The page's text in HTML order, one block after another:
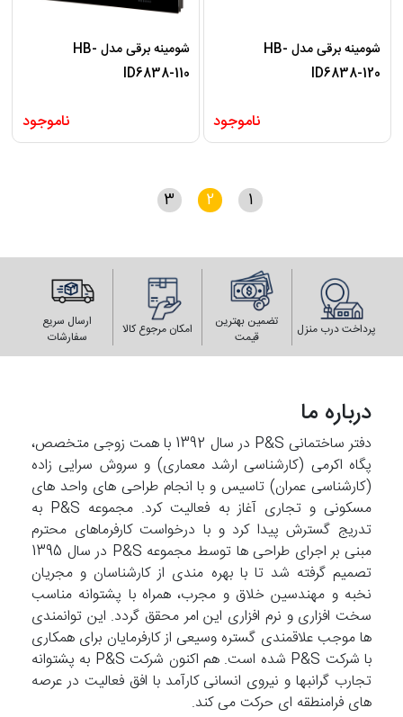
شومینه برقی مدل HB-
ID6838-120
ناموجود
شومینه برقی مدل HB-
ID6838-110
ناموجود
1
2
3
پرداخت درب منزل
تضمین بهترین
قیمت
امکان مرجوع کالا
ارسال سریع
سفارشات
درباره ما
دفتر ساختمانی P&S در سال 1392 با همت زوجی متخصص،
پگاه اکرمی (کارشناسی ارشد معماری) و سروش سرایی زاده
(کارشناسی عمران) تاسیس و با انجام طراحی های واحد های
مسکونی و تجاری آغاز به فعالیت کرد. مجموعه P&S به
تدریج گسترش پیدا کرد و با درخواست کارفرماهای محترم
مبنی بر اجرای طراحی ها توسط مجموعه P&S در سال 1395
تصمیم گرفته شد تا با بهره مندی از کارشناسان و مجریان
نخبه و مهندسین خلاق و مجرب، همراه با پشتوانه مناسب
سخت افزاری و نرم افزاری این امر محقق گردد. این توانمندی
ها موجب علاقمندی گستره وسیعی از کارفرمایان برای همکاری
با شرکت P&S شده است. هم اکنون شرکت P&S به پشتوانه
تجارب گرانبها و نیروی انسانی کارآمد با افق فعالیت در عرصه
های فرامنطقه ای حرکت می کند.